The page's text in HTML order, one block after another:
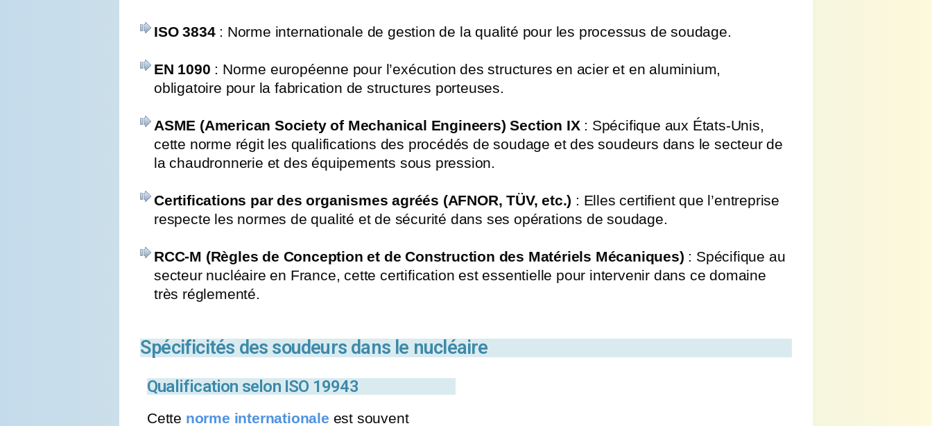
ISO 3834: Norme internationale de gestion de la qualité pour les processus de soudage.
EN 1090 : Norme européenne pour l’exécution des structures en acier et en aluminium,
obligatoire pour la fabrication de structures porteuses.
ASME (American Society of Mechanical Engineers) Section IX: Spécifique aux États-Unis,
cette norme régit les qualifications des procédés de soudage et des soudeurs dans le secteur de
la chaudronnerie et des équipements sous pression.
Certifications par des organismes agréés (AFNOR, TÜV, etc.) : Elles certifient que l’entreprise
respecte les normes de qualité et de sécurité dans ses opérations de soudage.
RCC-M (Règles de Conception et de Construction des Matériels Mécaniques) : Spécifique au
secteur nucléaire en France, cette certification est essentielle pour intervenir dans ce domaine
très réglementé.
Spécificités des soudeurs dans le nucléaire
Qualification selon ISO 19943
Cette norme internationale est souvent